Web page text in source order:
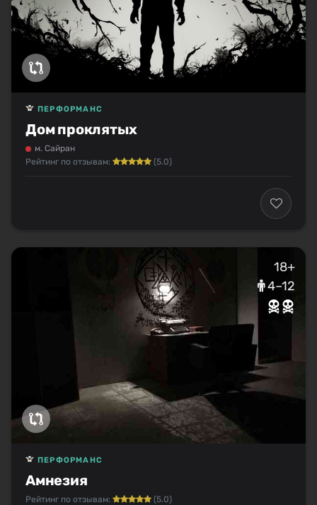
Дом проклятых
ПЕРФОРМАНС
м. Сайран
Рейтинг по отзывам:
(5.0)
18+
4–12
Амнезия
ПЕРФОРМАНС
Рейтинг по отзывам: (5.0)